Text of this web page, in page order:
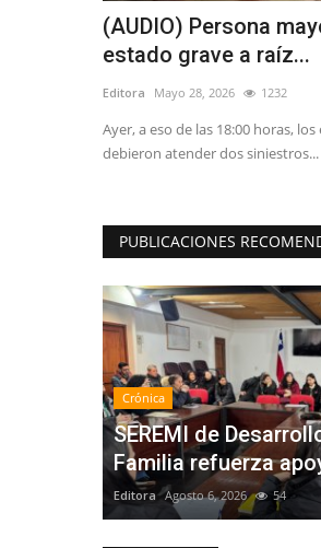
(AUDIO) Persona
estado grave a raíz...
Editora Mayo 28, 2026 1232
Ayer, a eso de las 18:00 horas,
debieron atender dos siniestros...
PUBLICACIONES
Crónica
SEREMI de
Familia refuerza
Editora Agosto 6, 2026 54